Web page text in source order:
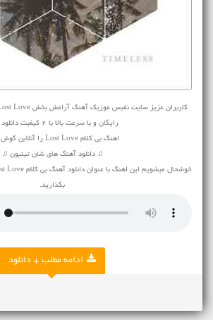
رایگان و با سرعت بالا با 2 کیفیت دانلود کنید
اهنگ بی کلام Lost Love را آنلاین گوش کنید
♫ دانلود آهنگ های شان تینیون ♫
بگذارید.
ادامه مطلب + دانلود